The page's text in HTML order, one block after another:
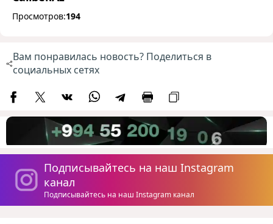
Просмотров:194
Вам понравилась новость? Поделиться в
социальных сетях
Подписывайтесь на наш Instagram
канал
Подписывайтесь на наш Instagram канал